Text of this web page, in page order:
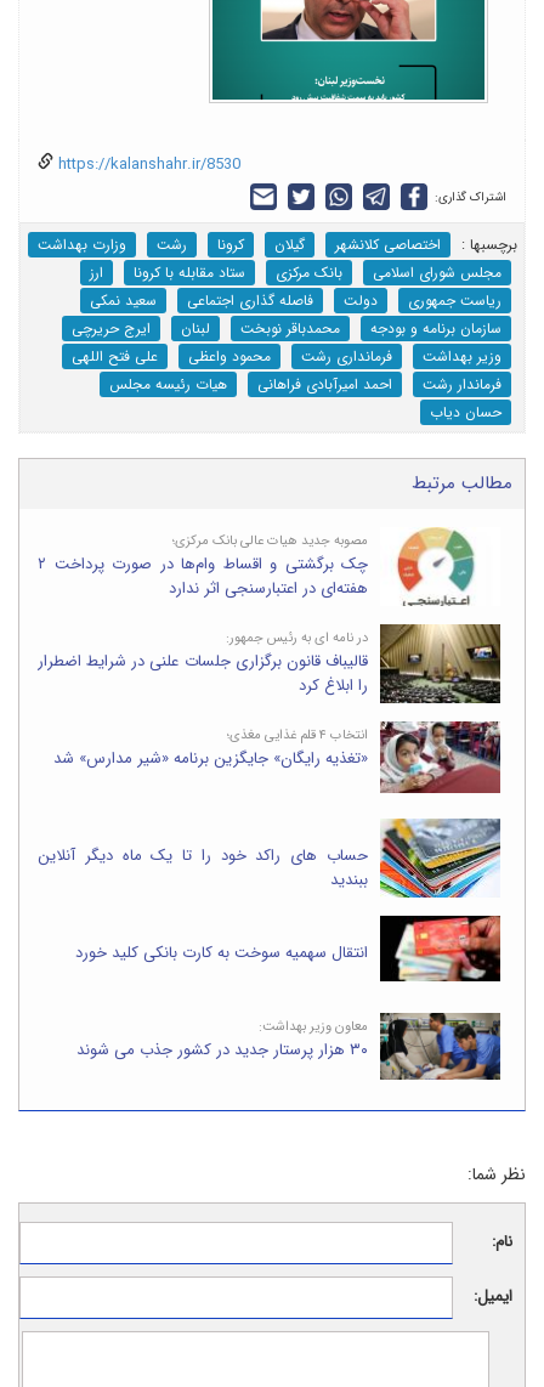
https://kalanshahr.ir/8530
اشتراک گذاری:
برچسب‎ها : اختصاصی کلانشهر گیلان کرونا رشت
وزارت بهداشت
مجلس شورای اسلامی
بانک مرکزی ستاد مقابله با کرونا
ارز
ریاست جمهوری
دولت فاصله گذاری اجتماعی
سعید نمکی
سازمان برنامه و بودجه
محمدباقر نوبخت لبنان
ایرج حریرچی
وزیر بهداشت
فرمانداری رشت محمود واعظی
علی فتح اللهی
فرماندار رشت
احمد امیرآبادی فراهانی
هیات رئیسه مجلس
حسان دیاب
مطالب مرتبط
مصوبه جدید هیات عالی بانک مرکزی؛
چک برگشتی و اقساط وام‌ها در صورت پرداخت ۲
هفته‌ای در اعتبارسنجی اثر ندارد
در نامه ای به رئیس جمهور:
قالیباف قانون برگزاری جلسات علنی در شرایط اضطرار
را ابلاغ کرد
انتخاب ۴ قلم غذایی مغذی؛
«تغذیه رایگان» جایگزین برنامه «شیر مدارس» شد
حساب های راکد خود را تا یک ماه دیگر آنلاین
ببندید
انتقال سهمیه سوخت به کارت بانکی کلید خورد
معاون وزیر بهداشت:
۳۰ هزار پرستار جدید در کشور جذب می‌ شوند
نظر شما:
نام:
ایمیل: